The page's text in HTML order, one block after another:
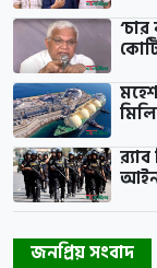
জনপ্রিয় সংবাদ